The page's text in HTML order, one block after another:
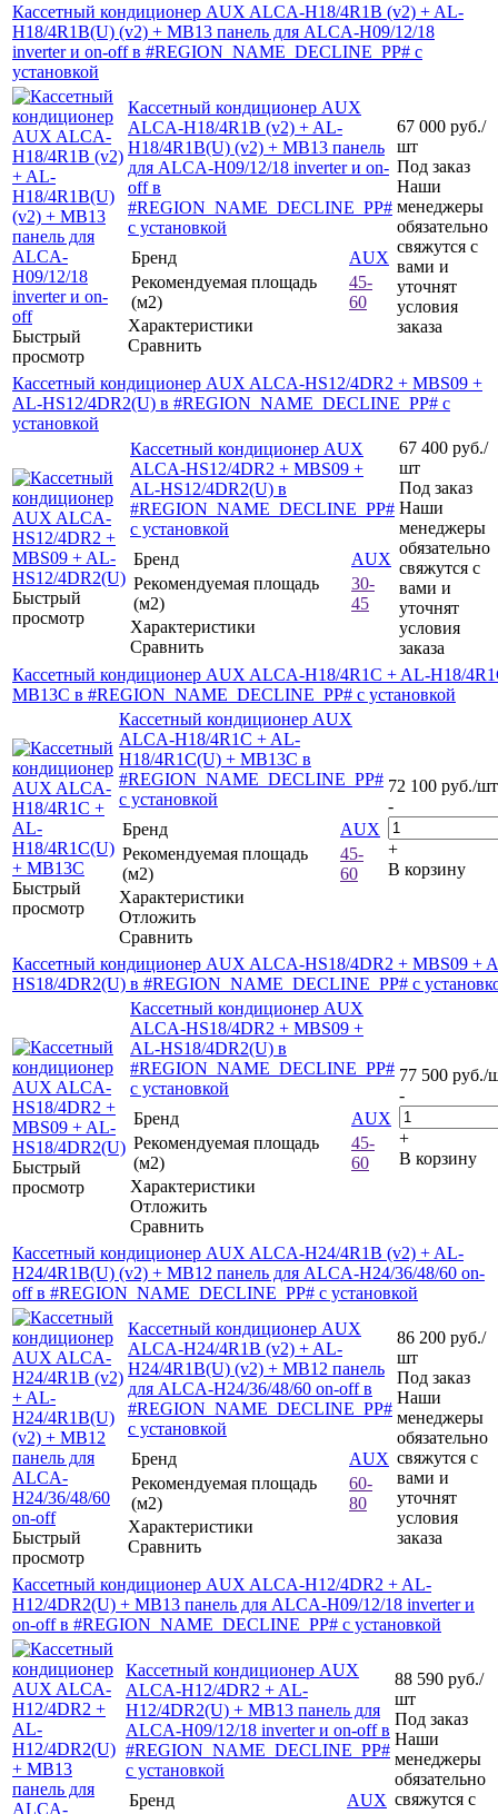
Кассетный кондиционер AUX ALCA-H18/4R1B (v2) + AL-
H18/4R1B(U) (v2) + MB13 панель для ALCA-H09/12/18
inverter и on-off в #REGION_NAME_DECLINE_PP# с
установкой
Быстрый
просмотр
Кассетный кондиционер AUX
ALCA-H18/4R1B (v2) + AL-
H18/4R1B(U) (v2) + MB13 панель
для ALCA-H09/12/18 inverter и on-
off в
#REGION_NAME_DECLINE_PP#
с установкой
Бренд
AUX
Рекомендуемая площадь
(м2)
45-
60
Характеристики
Сравнить
67 000 руб./
шт
Под заказ
Наши
менеджеры
обязательно
свяжутся с
вами и
уточнят
условия
заказа
Кассетный кондиционер AUX ALCA-HS12/4DR2 + MBS09 +
AL-HS12/4DR2(U) в #REGION_NAME_DECLINE_PP# с
установкой
Быстрый
просмотр
Кассетный кондиционер AUX
ALCA-HS12/4DR2 + MBS09 +
AL-HS12/4DR2(U) в
#REGION_NAME_DECLINE_PP#
с установкой
Бренд
AUX
Рекомендуемая площадь
(м2)
30-
45
Характеристики
Сравнить
67 400 руб./
шт
Под заказ
Наши
менеджеры
обязательно
свяжутся с
вами и
уточнят
условия
заказа
Кассетный кондиционер AUX ALCA-H18/4R1C + AL-H18/
MB13C в #REGION_NAME_DECLINE_PP# с установкой
Быстрый
просмотр
Кассетный кондиционер AUX
ALCA-H18/4R1C + AL-
H18/4R1C(U) + MB13C в
#REGION_NAME_DECLINE_PP#
с установкой
Бренд
AUX
Рекомендуемая площадь
(м2)
45-
60
Характеристики
Отложить
Сравнить
72 100 руб./шт
-
+
В корзину
Кассетный кондиционер AUX ALCA-HS18/4DR2 + MBS09 +
HS18/4DR2(U) в #REGION_NAME_DECLINE_PP# с
Быстрый
просмотр
Кассетный кондиционер AUX
ALCA-HS18/4DR2 + MBS09 +
AL-HS18/4DR2(U) в
#REGION_NAME_DECLINE_PP#
с установкой
Бренд
AUX
Рекомендуемая площадь
(м2)
45-
60
Характеристики
Отложить
Сравнить
77 500 руб./
-
+
В корзину
Кассетный кондиционер AUX ALCA-H24/4R1B (v2) + AL-
H24/4R1B(U) (v2) + MB12 панель для ALCA-H24/36/48/60 on-
off в #REGION_NAME_DECLINE_PP# с установкой
Быстрый
просмотр
Кассетный кондиционер AUX
ALCA-H24/4R1B (v2) + AL-
H24/4R1B(U) (v2) + MB12 панель
для ALCA-H24/36/48/60 on-off в
#REGION_NAME_DECLINE_PP#
с установкой
Бренд
AUX
Рекомендуемая площадь
(м2)
60-
80
Характеристики
Сравнить
86 200 руб./
шт
Под заказ
Наши
менеджеры
обязательно
свяжутся с
вами и
уточнят
условия
заказа
Кассетный кондиционер AUX ALCA-H12/4DR2 + AL-
H12/4DR2(U) + MB13 панель для ALCA-H09/12/18 inverter и
on-off в #REGION_NAME_DECLINE_PP# с установкой
Кассетный кондиционер AUX
ALCA-H12/4DR2 + AL-
H12/4DR2(U) + MB13 панель для
ALCA-H09/12/18 inverter и on-off в
#REGION_NAME_DECLINE_PP#
с установкой
Бренд
AUX
88 590 руб./
шт
Под заказ
Наши
менеджеры
обязательно
свяжутся с